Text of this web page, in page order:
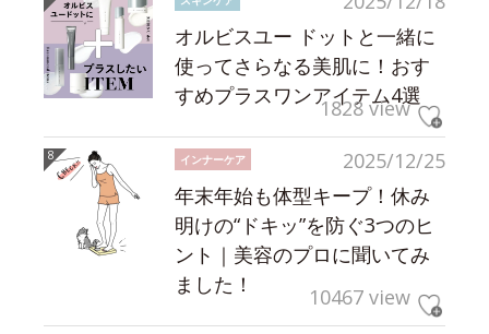
オルビスユー ドットと一緒に
使ってさらなる美肌に！おす
すめプラスワンアイテム4選
1828 view
2025/12/25
インナーケア
年末年始も体型キープ！休み
明けの“ドキッ”を防ぐ3つのヒ
ント｜美容のプロに聞いてみ
ました！
10467 view